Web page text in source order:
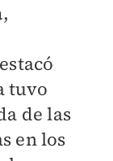
,
tuvo
de las
en los